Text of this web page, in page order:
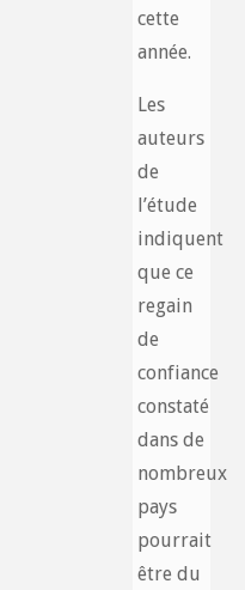
cette
année.
Les
auteurs
de
l’étude
indiquent
que ce
regain
de
confiance
constaté
dans de
nombreux
pays
pourrait
être du